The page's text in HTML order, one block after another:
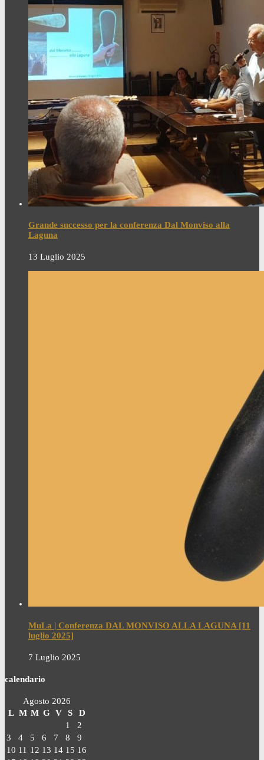
Grande successo per la conferenza Dal Monviso alla
Laguna
13 Luglio 2025
MuLa | Conferenza DAL MONVISO ALLA LAGUNA [11
luglio 2025]
7 Luglio 2025
calendario
Agosto 2026
L M M G V S
D
1
2
3
4 5 6 7 8
9
10 11 12 13 14 15 16